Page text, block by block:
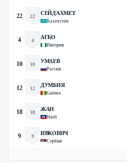
22 22
СЕЙДАХМЕТ
Казахстан
4 4
АГБО
Нигерия
10 10
УМАЕВ
Россия
12 12
ДУМБИЯ
Guinea
18 18
ЖАН
Haiti
9 9
ИВКОВИЧ
Сербия